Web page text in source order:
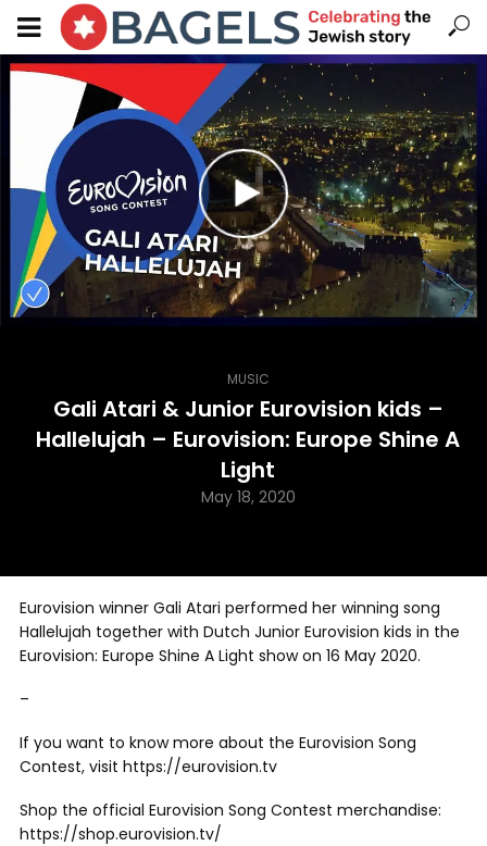
MUSIC
Gali Atari & Junior Eurovision kids –
Hallelujah – Eurovision: Europe Shine A
Light
May 18, 2020
Eurovision winner Gali Atari performed her winning song
Hallelujah together with Dutch Junior Eurovision kids in the
Eurovision: Europe Shine A Light show on 16 May 2020.
–
If you want to know more about the Eurovision Song
Contest, visit https://eurovision.tv
Shop the official Eurovision Song Contest merchandise:
https://shop.eurovision.tv/